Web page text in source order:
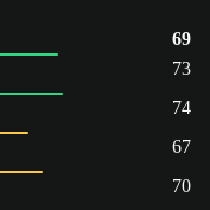
69
73
74
67
70